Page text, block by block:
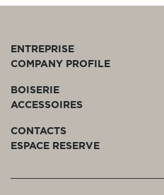
ENTREPRISE
COMPANY PROFILE
BOISERIE
ACCESSOIRES
CONTACTS
ESPACE RESERVE